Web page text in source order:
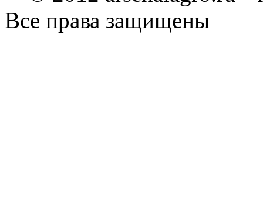
Все права защищены